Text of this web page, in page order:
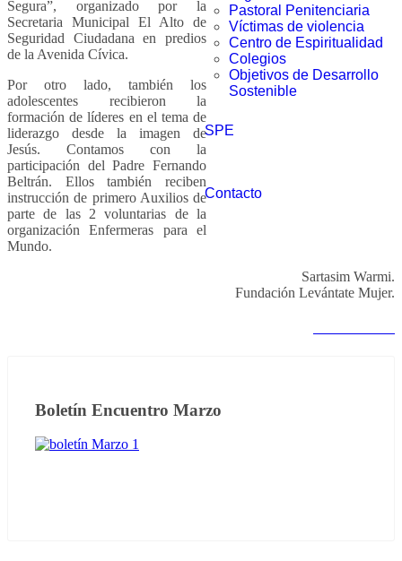
Pastoral Penitenciaria
Víctimas de violencia
Centro de Espiritualidad
Colegios
Objetivos de Desarrollo
Sostenible
SPE
Contacto
Segura”, organizado por la
Secretaria Municipal El Alto de
Seguridad Ciudadana en predios
de la Avenida Cívica.
Por otro lado, también los
adolescentes recibieron la
formación de líderes en el tema de
liderazgo desde la imagen de
Jesús. Contamos con la
participación del Padre Fernando
Beltrán. Ellos también reciben
instrucción de primero Auxilios de
parte de las 2 voluntarias de la
organización Enfermeras para el
Mundo.
Sartasim Warmi.
Fundación Levántate Mujer.
Boletín Encuentro Marzo